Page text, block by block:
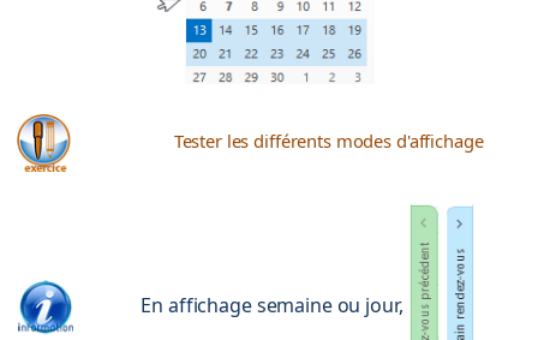
Tester les différents modes d'affichage
En affichage semaine ou jour,